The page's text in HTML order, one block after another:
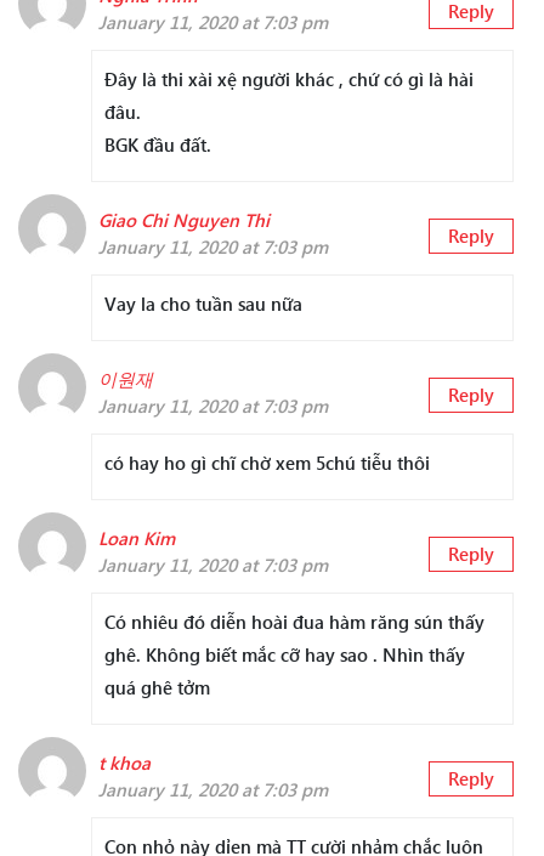
January 11, 2020 at 7:03 pm
Reply
Đây là thi xài xệ người khác , chứ có gì là hài
đâu.
BGK đầu đất.
Giao Chi Nguyen Thi
January 11, 2020 at 7:03 pm
Reply
Vay la cho tuần sau nữa
이원재
January 11, 2020 at 7:03 pm
Reply
có hay ho gì chĩ chờ xem 5chú tiễu thôi
Loan Kim
January 11, 2020 at 7:03 pm
Reply
Có nhiêu đó diễn hoài đua hàm răng sún thấy
ghê. Không biết mắc cỡ hay sao . Nhìn thấy
quá ghê tởm
t khoa
January 11, 2020 at 7:03 pm
Reply
Con nhỏ này dỉen mà TT cười nhảm chắc luôn